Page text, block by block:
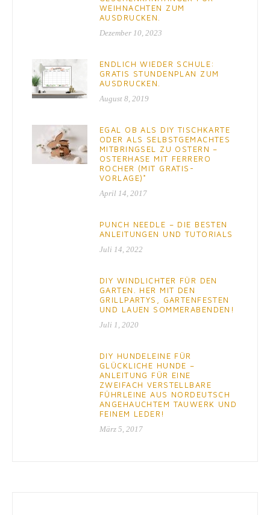
WEIHNACHTEN ZUM
AUSDRUCKEN.
Dezember 10, 2023
ENDLICH WIEDER SCHULE:
GRATIS STUNDENPLAN ZUM
AUSDRUCKEN.
August 8, 2019
EGAL OB ALS DIY TISCHKARTE
ODER ALS SELBSTGEMACHTES
MITBRINGSEL ZU OSTERN –
OSTERHASE MIT FERRERO
ROCHER (MIT GRATIS-
VORLAGE)*
April 14, 2017
PUNCH NEEDLE – DIE BESTEN
ANLEITUNGEN UND TUTORIALS
Juli 14, 2022
DIY WINDLICHTER FÜR DEN
GARTEN. HER MIT DEN
GRILLPARTYS, GARTENFESTEN
UND LAUEN SOMMERABENDEN!
Juli 1, 2020
DIY HUNDELEINE FÜR
GLÜCKLICHE HUNDE –
ANLEITUNG FÜR EINE
ZWEIFACH VERSTELLBARE
FÜHRLEINE AUS NORDEUTSCH
ANGEHAUCHTEM TAUWERK UND
FEINEM LEDER!
März 5, 2017